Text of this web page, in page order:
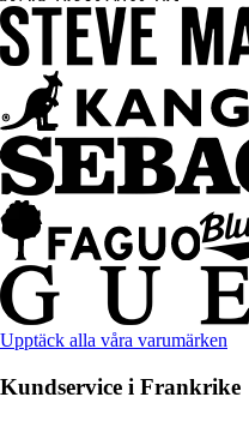
Upptäck alla våra varumärken
Kundservice i Frankrike